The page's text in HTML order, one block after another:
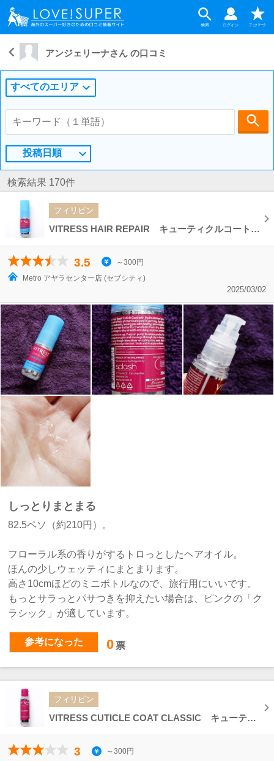
アンジェリーナさん の口コミ
すべてのエリア
投稿日順
検索結果 170件
フィリピン
VITRESS HAIR REPAIR キューティクルコート ヘアリペア トリートメントヘアオイル
3.5
～300円
Metro アヤラセンター店 (セブシティ)
2025/03/02
しっとりまとまる
82.5ペソ（約210円）。
フローラル系の香りがするトロっとしたヘアオイル。
ほんの少しウェッティにまとまります。
高さ10cmほどのミニボトルなので、旅行用にいいです。
もっとサラっとパサつきを抑えたい場合は、ピンクの「ク
ラシック」が適しています。
参考になった 0 票
フィリピン
VITRESS CUTICLE COAT CLASSIC キューティクルコート クラシック トリートメントヘアオイル
3
～300円